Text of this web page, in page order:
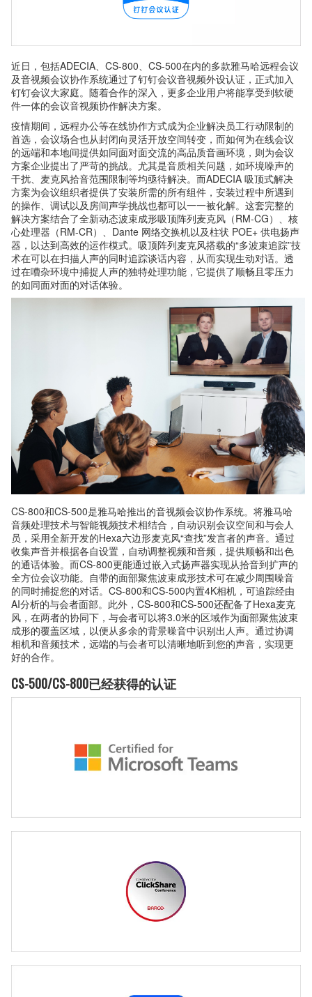
近日，包括ADECIA、CS-800、CS-500在内的多款雅马哈远程会议
及音视频会议协作系统通过了钉钉会议音视频外设认证，正式加入
钉钉会议大家庭。随着合作的深入，更多企业用户将能享受到软硬
件一体的会议音视频协作解决方案。
疫情期间，远程办公等在线协作方式成为企业解决员工行动限制的
首选，会议场合也从封闭向灵活开放空间转变，而如何为在线会议
的远端和本地间提供如同面对面交流的高品质音画环境，则为会议
方案企业提出了严苛的挑战。尤其是音质相关问题，如环境噪声的
干扰、麦克风拾音范围限制等均亟待解决。而ADECIA 吸顶式解决
方案为会议组织者提供了安装所需的所有组件，安装过程中所遇到
的操作、调试以及房间声学挑战也都可以一一被化解。这套完整的
解决方案结合了全新动态波束成形吸顶阵列麦克风（RM-CG）、核
心处理器（RM-CR）、Dante 网络交换机以及柱状 POE+ 供电扬声
器，以达到高效的运作模式。吸顶阵列麦克风搭载的“多波束追踪”技
术在可以在扫描人声的同时追踪谈话内容，从而实现生动对话。透
过在嘈杂环境中捕捉人声的独特处理功能，它提供了顺畅且零压力
的如同面对面的对话体验。
CS-800和CS-500是雅马哈推出的音视频会议协作系统。将雅马哈
音频处理技术与智能视频技术相结合，自动识别会议空间和与会人
员，采用全新开发的Hexa六边形麦克风“查找”发言者的声音。通过
收集声音并根据各自设置，自动调整视频和音频，提供顺畅和出色
的通话体验。而CS-800更能通过嵌入式扬声器实现从拾音到扩声的
全方位会议功能。自带的面部聚焦波束成形技术可在减少周围噪音
的同时捕捉您的对话。CS-800和CS-500内置4K相机，可追踪经由
AI分析的与会者面部。此外，CS-800和CS-500还配备了Hexa麦克
风，在两者的协同下，与会者可以将3.0米的区域作为面部聚焦波束
成形的覆盖区域，以便从多余的背景噪音中识别出人声。通过协调
相机和音频技术，远端的与会者可以清晰地听到您的声音，实现更
好的合作。
CS-500/CS-800已经获得的认证